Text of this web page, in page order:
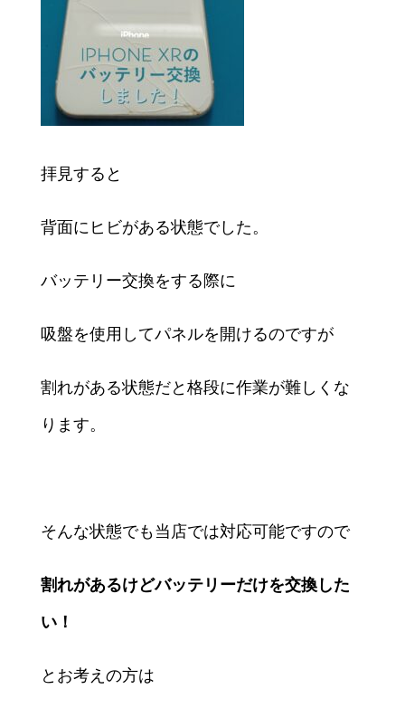
拝見すると
背面にヒビがある状態でした。
バッテリー交換をする際に
吸盤を使用してパネルを開けるのですが
割れがある状態だと格段に作業が難しくな
ります。
そんな状態でも当店では対応可能ですので
割れがあるけどバッテリーだけを交換した
い！
とお考えの方は